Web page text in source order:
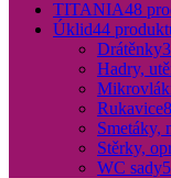
TITANIA48
Úklid44
Drátěnky
Hadry,
Rukavice
Smetáky,
Stěrky,
WC sady